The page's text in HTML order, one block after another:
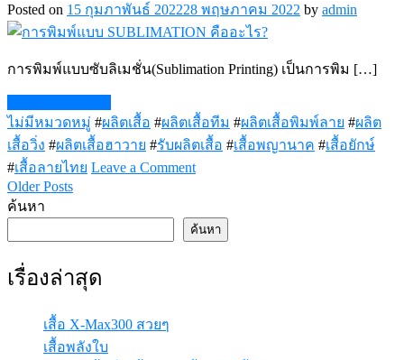
วรรณ
โณ
Posted on 15 กุมภาพันธ์ 202228 พฤษภาคม 2022 by admin
การพิมพ์แบบซับลิเมชั่น(Sublimation Printing) เป็นการพิม […]
ไม่มีหมวดหมู่ #ผลิตเสื้อ #ผลิตเสื้อทีม #ผลิตเสื้อพิมพ์ลาย #ผลิต
เสื้อวิ่ง #ผลิตเสื้อฮาวาย #รับผลิตเสื้อ #เสื้อพญานาค #เสื้อยักษ์
#เสื้อลายไทย Leave a Commenton
แบบ
SUBLIMATION
แนะแนว
Older Posts
ค้นหา
ค้นหา
เรื่องล่าสุด
เสื้อ X-Max300 สวยๆ
เสื้อพลังใบ